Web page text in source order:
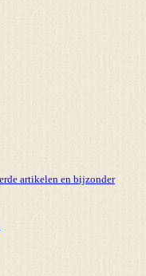
artikelen en bijzonder